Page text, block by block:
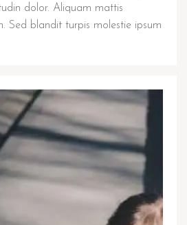
dolor. Aliquam mattis
Sed blandit turpis molestie ipsum